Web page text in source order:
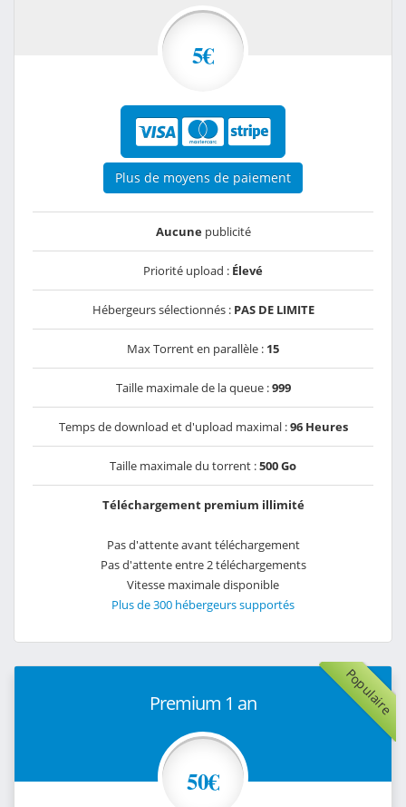
5€
Plus de moyens de paiement
Aucunepublicité
Priorité upload : Élevé
Hébergeurs sélectionnés : PAS DE LIMITE
Max Torrent en parallèle : 15
Taille maximale de la queue :999
Temps de download et d'upload maximal :96 Heures
Taille maximale du torrent :500 Go
Téléchargement premium illimité
Pas d'attente avant téléchargement
Pas d'attente entre 2 téléchargements
Vitesse maximale disponible
Plus de 300 hébergeurs supportés
Populaire
Premium 1 an
50€